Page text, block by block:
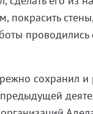
покрасить
сохранил и